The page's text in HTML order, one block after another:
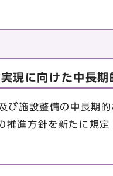
に向けた中長期
施設整備の中長期的
推進方針を新たに規定